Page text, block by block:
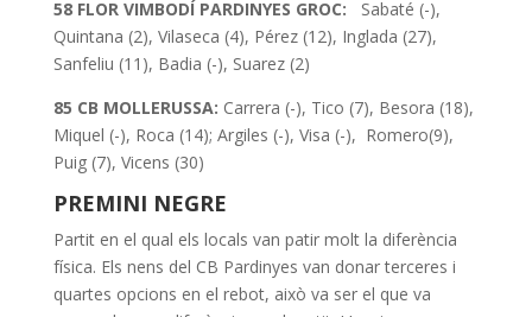
58 FLOR VIMBODÍ PARDINYES GROC: Sabaté (-),
Quintana (2), Vilaseca (4), Pérez (12), Inglada (27),
Sanfeliu (11), Badia (-), Suarez (2)
85 CB MOLLERUSSA: Carrera (-), Tico (7), Besora (18),
Miquel (-), Roca (14); Argiles (-), Visa (-), Romero(9),
Puig (7), Vicens (30)
PREMINI NEGRE
Partit en el qual els locals van patir molt la diferència
física. Els nens del CB Pardinyes van donar terceres i
quartes opcions en el rebot, això va ser el que va